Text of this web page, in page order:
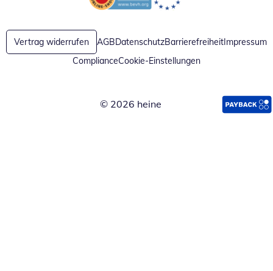
Öffnet in neuem FensterÖffnet in neuem Fenster
Vertrag widerrufen AGBDatenschutzBarrierefreiheitImpressum
ComplianceCookie-Einstellungen
© 2026 heine